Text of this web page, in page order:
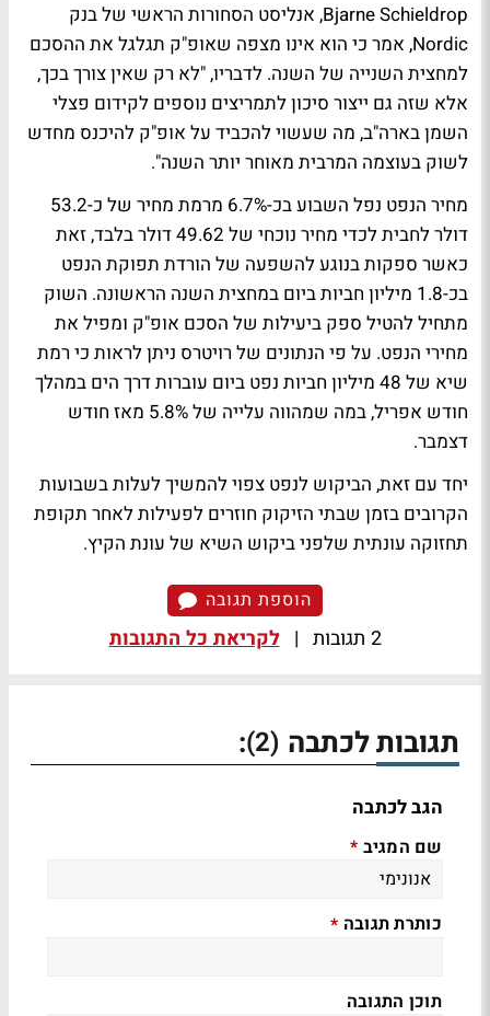
Bjarne Schieldrop, אנליסט הסחורות הראשי של בנק
Nordic, אמר כי הוא אינו מצפה שאופ"ק תגלגל את ההסכם
למחצית השנייה של השנה. לדבריו, "לא רק שאין צורך בכך,
אלא שזה גם ייצור סיכון לתמריצים נוספים לקידום פצלי
השמן בארה"ב, מה שעשוי להכביד על אופ"ק להיכנס מחדש
לשוק בעוצמה המרבית מאוחר יותר השנה".
מחיר הנפט נפל השבוע בכ-6.7% מרמת מחיר של כ-53.2
דולר לחבית לכדי מחיר נוכחי של 49.62 דולר בלבד, זאת
כאשר ספקות בנוגע להשפעה של הורדת תפוקת הנפט
בכ-1.8 מיליון חביות ביום במחצית השנה הראשונה. השוק
מתחיל להטיל ספק ביעילות של הסכם אופ"ק ומפיל את
מחירי הנפט. על פי הנתונים של רויטרס ניתן לראות כי רמת
שיא של 48 מיליון חביות נפט ביום עוברות דרך הים במהלך
חודש אפריל, במה שמהווה עלייה של 5.8% מאז חודש
דצמבר.
יחד עם זאת, הביקוש לנפט צפוי להמשיך לעלות בשבועות
הקרובים בזמן שבתי הזיקוק חוזרים לפעילות לאחר תקופת
תחזוקה עונתית שלפני ביקוש השיא של עונת הקיץ.
הוספת תגובה
2 תגובות | לקריאת כל התגובות
תגובות לכתבה (2)
:
הגב לכתבה
שם המגיב *
כותרת תגובה *
תוכן התגובה